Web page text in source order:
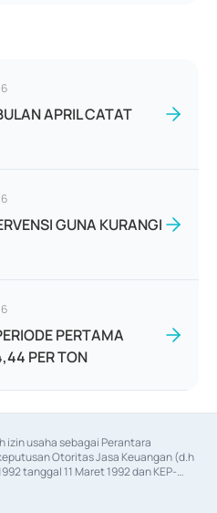
APRIL CATAT
GUNA KURANGI
PERTAMA
PER TON
izin usaha sebagai Perantara
Otoritas Jasa Keuangan (d.h
tanggal 11 Maret 1992 dan KEP-
izin usaha sebagai Penjamin Emisi
Jasa Keuangan Nomor KEP-